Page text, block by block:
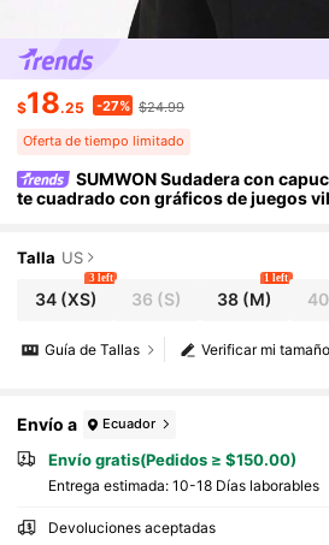
$18.25 -27% $24.99
Oferta de tiempo limitado
SUMWON Sudadera con
te cuadrado con gráficos de juegos
Talla US
34(XS)
3 left
36 (S) 38(M)
1 left
40
Verificar mi tamaño
Guía de Tallas
Envío a Ecuador
Envío gratis(Pedidos ≥ $150.00)
Entrega estimada: 10-18 Días laborables
Devoluciones aceptadas